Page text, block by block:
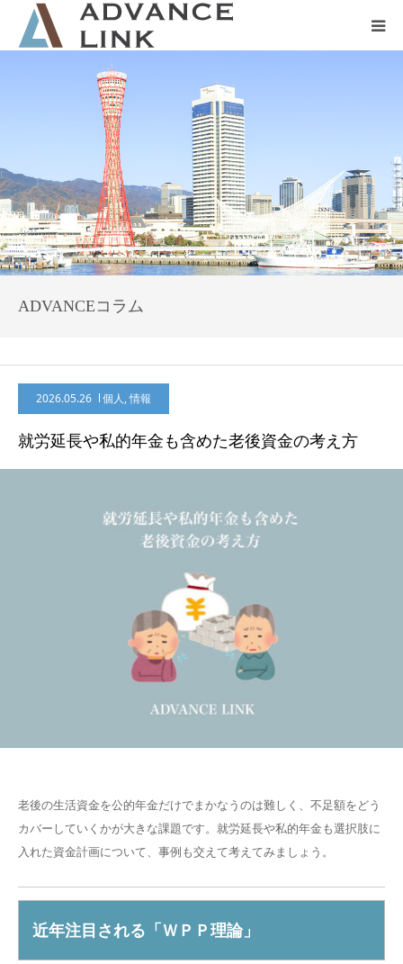
ADVANCEコラム
2026.05.26 個人,情報
就労延長や私的年金も含めた老後資金の考え方
老後の生活資金を公的年金だけでまかなうのは難しく、不足額をどう
カバーしていくかが大きな課題です。就労延長や私的年金も選択肢に
入れた資金計画について、事例も交えて考えてみましょう。
近年注目される「ＷＰＰ理論」
会社概要
ネット保険
事業保険